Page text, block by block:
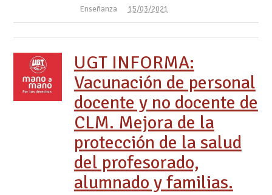
Enseñanza 15/03/2021
UGT INFORMA:
Vacunación de personal
docente y no docente de
CLM. Mejora de la
protección de la salud
del profesorado,
alumnado y familias.